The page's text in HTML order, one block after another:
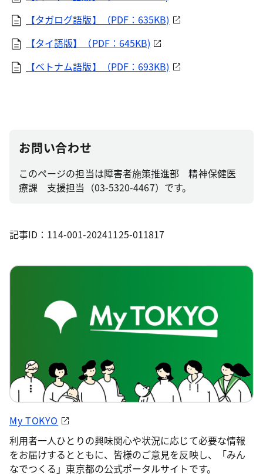
【タガログ語版】（PDF：635KB)
【タイ語版】（PDF：645KB)
【ベトナム語版】（PDF：693KB)
お問い合わせ
このページの担当は障害者施策推進部 精神保健医
療課 支援担当（03-5320-4467）です。
記事ID：114-001-20241125-011817
My TOKYO
利用者一人ひとりの興味関心や状況に応じて必要な情報
をお届けするとともに、皆様のご意見を反映し、「みん
なでつくる」東京都の公式ポータルサイトです。